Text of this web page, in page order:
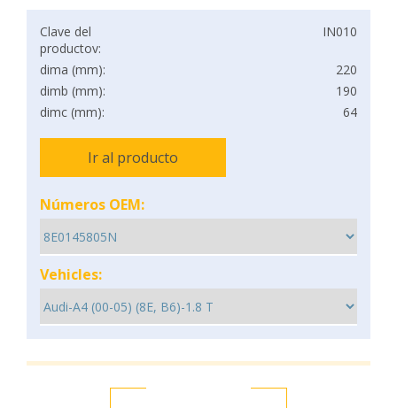
Clave del
productov:
IN010
dima (mm):
220
dimb (mm):
190
dimc (mm):
64
Ir al producto
Números OEM:
Vehicles: